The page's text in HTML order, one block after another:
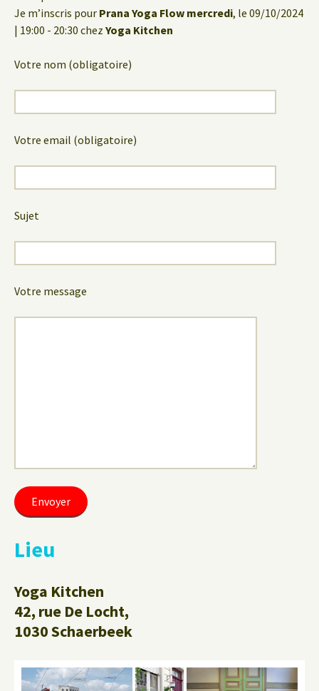
Je m’inscris pour Prana Yoga Flow mercredi, le 09/10/2024
| 19:00 - 20:30 chez Yoga Kitchen
Votre nom (obligatoire)
Votre email (obligatoire)
Sujet
Votre message
Lieu
Yoga Kitchen
42, rue De Locht,
1030 Schaerbeek